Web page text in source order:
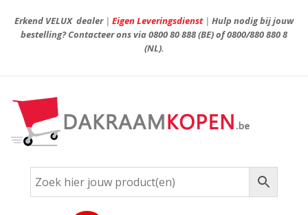
Erkend VELUX dealer| Eigen Leveringsdienst| Hulp nodig bij jouw
bestelling? Contacteer ons via0800 80 888(BE) of0800/880 880 8
(NL).